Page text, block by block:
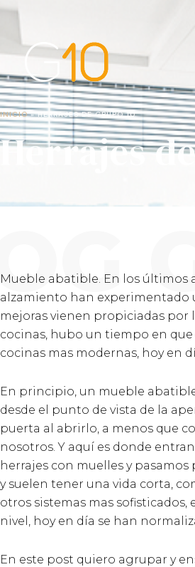
Ir
contenido
INICIO»HERRAJES DE GRUPO 10
Herrajes
Mueble abatible. En los últimos
alzamiento han experimentado
mejoras vienen propiciadas
cocinas, hubo un tiempo en
cocinas mas modernas, hoy en
En principio, un mueble
desde el punto de vista de la
puerta al abrirlo, a menos que
nosotros. Y aquí es donde
herrajes con muelles y
y suelen tener una vida corta,
otros sistemas mas
nivel, hoy en día se han
En este post quiero agrupar y